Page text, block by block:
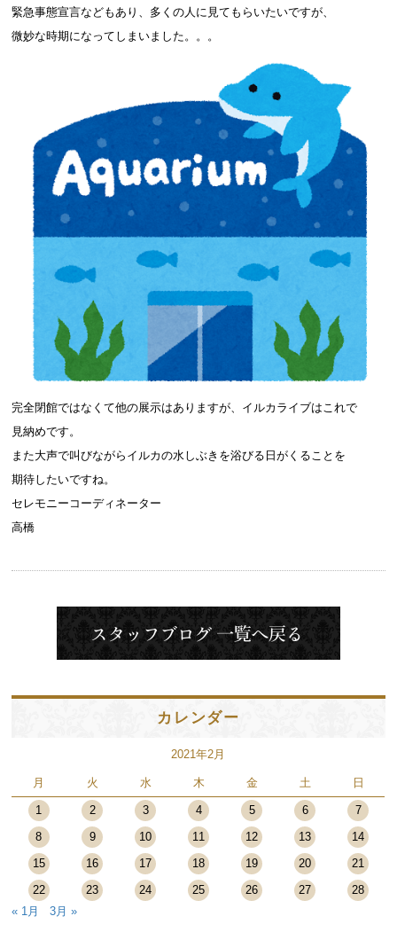
緊急事態宣言などもあり、多くの人に見てもらいたいですが、
微妙な時期になってしまいました。。。
完全閉館ではなくて他の展示はありますが、イルカライブはこれで
見納めです。
また大声で叫びながらイルカの水しぶきを浴びる日がくることを
期待したいですね。
セレモニーコーディネーター
高橋
カレンダー
2021年2月
月 火 水 木 金 土 日
1 2 3 4 5 6
7
8
9 10 11 12 13
14
15
16 17 18 19 20
21
22
23 24 25 26 27
28
« 1月
3月 »